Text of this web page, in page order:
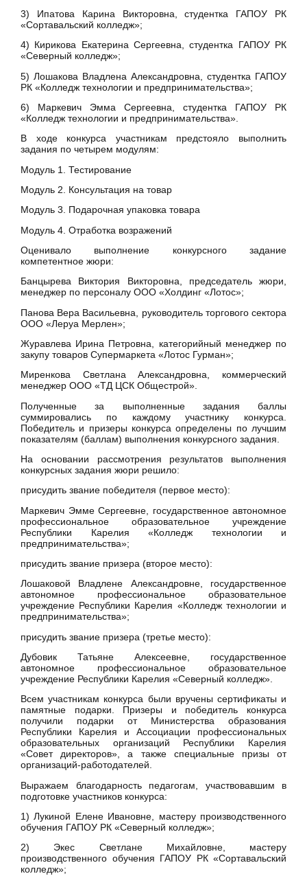
3) Ипатова Карина Викторовна, студентка ГАПОУ РК
«Сортавальский колледж»;
4) Кирикова Екатерина Сергеевна, студентка ГАПОУ РК
«Северный колледж»;
5) Лошакова Владлена Александровна, студентка ГАПОУ
РК «Колледж технологии и предпринимательства»;
6) Маркевич Эмма Сергеевна, студентка ГАПОУ РК
«Колледж технологии и предпринимательства».
В ходе конкурса участникам предстояло выполнить
задания по четырем модулям:
Модуль 1. Тестирование
Модуль 2. Консультация на товар
Модуль 3. Подарочная упаковка товара
Модуль 4. Отработка возражений
Оценивало выполнение конкурсного задание
компетентное жюри:
Банцырева Виктория Викторовна, председатель жюри,
менеджер по персоналу ООО «Холдинг «Лотос»;
Панова Вера Васильевна, руководитель торгового сектора
ООО «Леруа Мерлен»;
Журавлева Ирина Петровна, категорийный менеджер по
закупу товаров Супермаркета «Лотос Гурман»;
Миренкова Светлана Александровна, коммерческий
менеджер ООО «ТД ЦСК Общестрой».
Полученные за выполненные задания баллы
суммировались по каждому участнику конкурса.
Победитель и призеры конкурса определены по лучшим
показателям (баллам) выполнения конкурсного задания.
На основании рассмотрения результатов выполнения
конкурсных задания жюри решило:
присудить звание победителя (первое место):
Маркевич Эмме Сергеевне, государственное автономное
профессиональное образовательное учреждение
Республики Карелия «Колледж технологии и
предпринимательства»;
присудить звание призера (второе место):
Лошаковой Владлене Александровне, государственное
автономное профессиональное образовательное
учреждение Республики Карелия «Колледж технологии и
предпринимательства»;
присудить звание призера (третье место):
Дубовик Татьяне Алексеевне, государственное
автономное профессиональное образовательное
учреждение Республики Карелия «Северный колледж».
Всем участникам конкурса были вручены сертификаты и
памятные подарки. Призеры и победитель конкурса
получили подарки от Министерства образования
Республики Карелия и Ассоциации профессиональных
образовательных организаций Республики Карелия
«Совет директоров», а также специальные призы от
организаций-работодателей.
Выражаем благодарность педагогам, участвовавшим в
подготовке участников конкурса:
1) Лукиной Елене Ивановне, мастеру производственного
обучения ГАПОУ РК «Северный колледж»;
2) Экес Светлане Михайловне, мастеру
производственного обучения ГАПОУ РК «Сортавальский
колледж»;